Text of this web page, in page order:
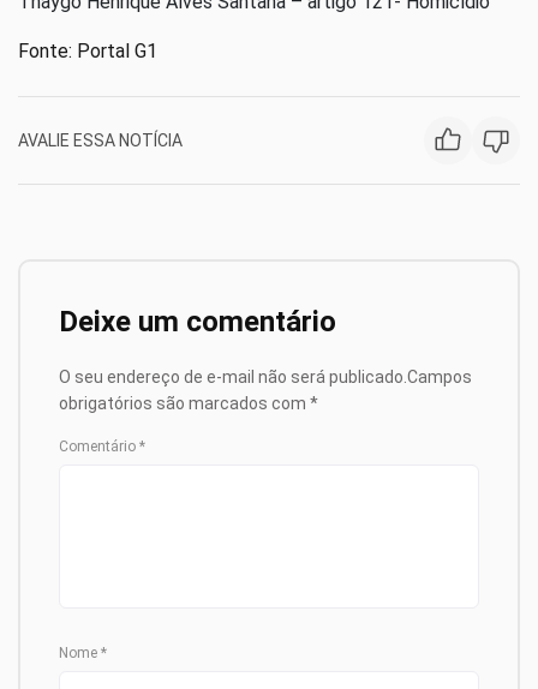
Fonte: Portal G1
AVALIE ESSA NOTÍCIA
Deixe um comentário
O seu endereço de e-mail não será publicado. Campos
obrigatórios são marcados com *
Comentário *
Nome *